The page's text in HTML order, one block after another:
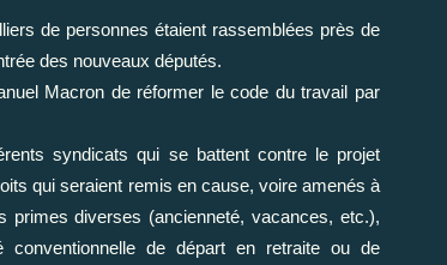
de personnes étaient rassemblées près de
des nouveaux députés.
Macron de réformer le code du travail par
syndicats qui se battent contre le projet
qui seraient remis en cause, voire amenés à
diverses (ancienneté, vacances, etc.),
conventionnelle de départ en retraite ou de